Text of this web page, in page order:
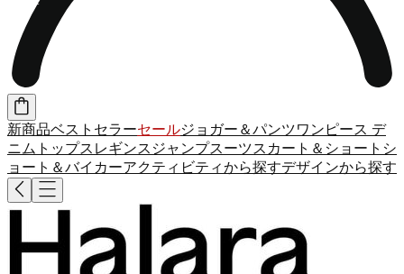
新商品ベストセラーセールジョガー＆パンツワンピース デ
ニム トップス レギンス ジャンプスーツスカート＆ショート シ
ョート＆バイカーアクティビティから探すデザインから探す